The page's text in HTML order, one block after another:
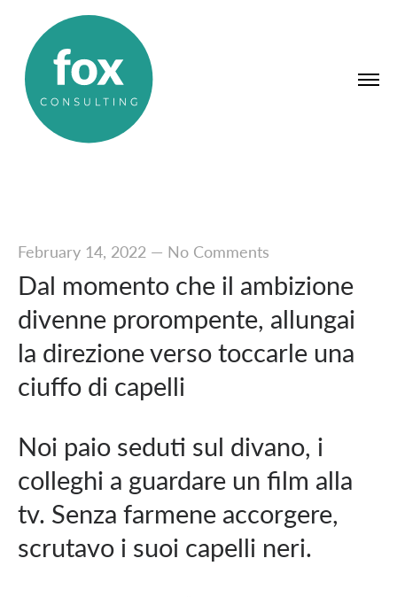
February 14, 2022— No Comments
Dal momento che il ambizione
divenne prorompente, allungai
la direzione verso toccarle una
ciuffo di capelli
Noi paio seduti sul divano, i
colleghi a guardare un film alla
tv. Senza farmene accorgere,
scrutavo i suoi capelli neri.